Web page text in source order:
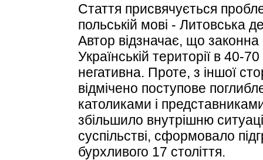
Стаття присвячується
польській мові - Литовська
Автор відзначає, що законна
Українській території в 40-
негативна. Проте, з іншої
відмічено поступове
католиками і
збільшило внутрішню
суспільстві, сформовало
бурхливого 17 століття.